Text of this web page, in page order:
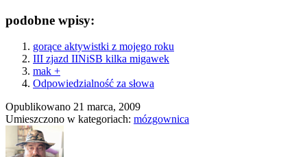
podobne wpisy:
gorące aktywistki z mojego roku
III zjazd IINiSB kilka migawek
mak +
Odpowiedzialność za słowa
Opublikowano 21 marca, 2009
Umieszczono w kategoriach: mózgownica